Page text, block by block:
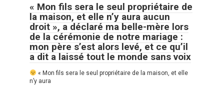
« Mon fils sera le seul propriétaire de
la maison, et elle n’y aura aucun
droit », a déclaré ma belle-mère lors
de la cérémonie de notre mariage :
mon père s’est alors levé, et ce qu’il
a dit a laissé tout le monde sans voix
« Mon fils sera le seul propriétaire de la maison, et elle
n’y aura